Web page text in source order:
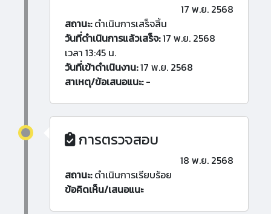
17 พ.ย. 2568
สถานะ:ดำเนินการเสร็จสิ้น
วันที่ดำเนินการแล้วเสร็จ:17 พ.ย. 2568
เวลา 13:45 น.
วันที่เข้าดำเนินงาน:17 พ.ย. 2568
สาเหตุ/ข้อเสนอแนะ:-
การตรวจสอบ
18 พ.ย. 2568
สถานะ:ดำเนินการเรียบร้อย
ข้อคิดเห็น/เสนอแนะ